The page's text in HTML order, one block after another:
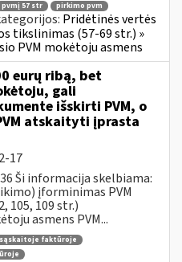
pvmį 57 str
pirkimo pvm
Pridėtinės vertės
tikslinimas (57-69 str.) »
PVM mokėtoju asmens
eurų ribą, bet
gali
išskirti PVM, o
atskaityti įprasta
17
Ši informacija skelbiama:
įforminimas PVM
105, 109 str.)
asmens PVM...
faktūroje